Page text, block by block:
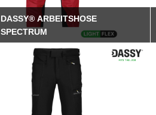
SICHERHEITSSCHUHE S3 / S1P
DASSY® ARBEITSHOSE
SPECTRUM